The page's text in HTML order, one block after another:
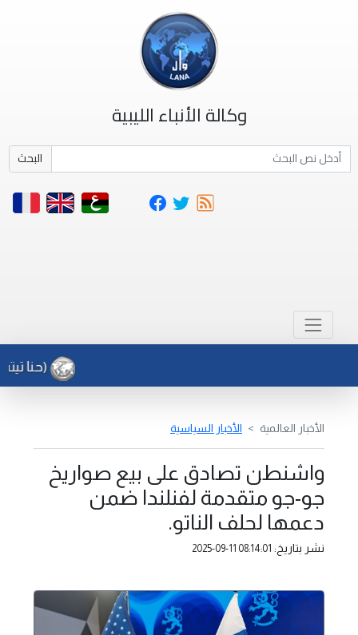
وكالة الأنباء الليبية
البحث
(حنا
الأخبار العالمية الأخبار السياسية
واشنطن تصادق على بيع صواريخ
جو-جو متقدمة لفنلندا ضمن
دعمها لحلف الناتو.
نشر بتاريخ: 2025-09-11 08:14:01